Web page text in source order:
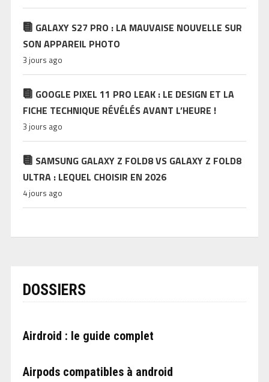
GALAXY S27 PRO : LA MAUVAISE NOUVELLE SUR
SON APPAREIL PHOTO
3 jours ago
GOOGLE PIXEL 11 PRO LEAK : LE DESIGN ET LA
FICHE TECHNIQUE RÉVÉLÉS AVANT L’HEURE !
3 jours ago
SAMSUNG GALAXY Z FOLD8 VS GALAXY Z FOLD8
ULTRA : LEQUEL CHOISIR EN 2026
4 jours ago
DOSSIERS
Airdroid : le guide complet
Airpods compatibles à android